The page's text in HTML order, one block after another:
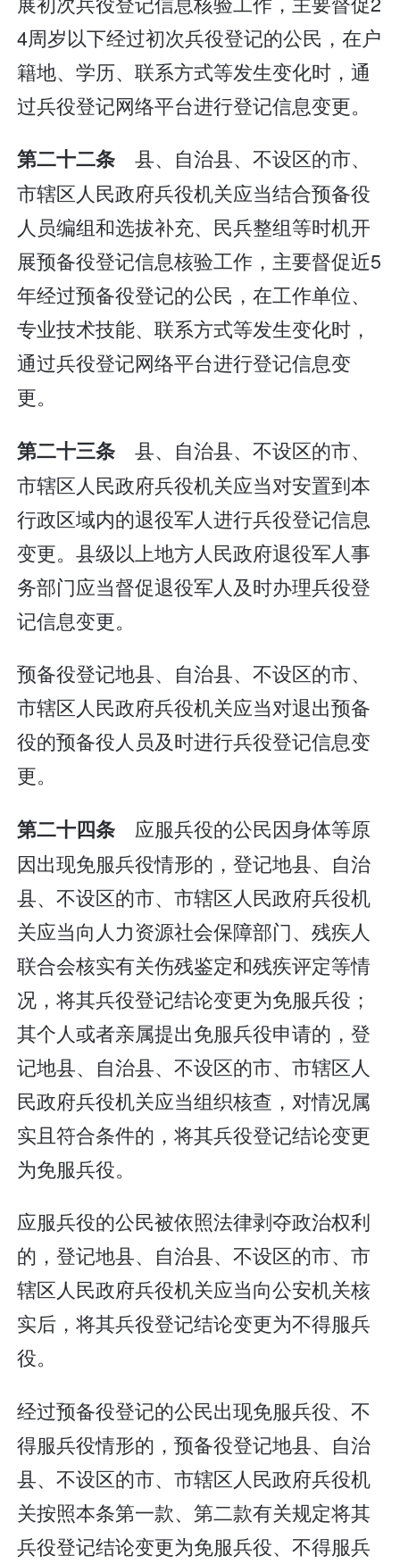
4周岁以下经过初次兵役登记的公民，在户
籍地、学历、联系方式等发生变化时，通
过兵役登记网络平台进行登记信息变更。
第二十二条 县、自治县、不设区的市、
市辖区人民政府兵役机关应当结合预备役
人员编组和选拔补充、民兵整组等时机开
展预备役登记信息核验工作，主要督促近5
年经过预备役登记的公民，在工作单位、
专业技术技能、联系方式等发生变化时，
通过兵役登记网络平台进行登记信息变
更。
第二十三条 县、自治县、不设区的市、
市辖区人民政府兵役机关应当对安置到本
行政区域内的退役军人进行兵役登记信息
变更。县级以上地方人民政府退役军人事
务部门应当督促退役军人及时办理兵役登
记信息变更。
预备役登记地县、自治县、不设区的市、
市辖区人民政府兵役机关应当对退出预备
役的预备役人员及时进行兵役登记信息变
更。
第二十四条 应服兵役的公民因身体等原
因出现免服兵役情形的，登记地县、自治
县、不设区的市、市辖区人民政府兵役机
关应当向人力资源社会保障部门、残疾人
联合会核实有关伤残鉴定和残疾评定等情
况，将其兵役登记结论变更为免服兵役；
其个人或者亲属提出免服兵役申请的，登
记地县、自治县、不设区的市、市辖区人
民政府兵役机关应当组织核查，对情况属
实且符合条件的，将其兵役登记结论变更
为免服兵役。
应服兵役的公民被依照法律剥夺政治权利
的，登记地县、自治县、不设区的市、市
辖区人民政府兵役机关应当向公安机关核
实后，将其兵役登记结论变更为不得服兵
役。
经过预备役登记的公民出现免服兵役、不
得服兵役情形的，预备役登记地县、自治
县、不设区的市、市辖区人民政府兵役机
关按照本条第一款、第二款有关规定将其
兵役登记结论变更为免服兵役、不得服兵